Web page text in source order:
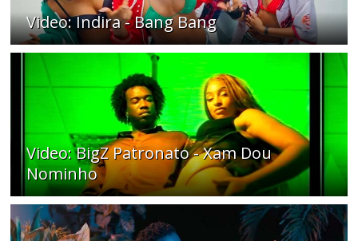
Video: Indira - Bang Bang
Video: BigZ Patronato - Xam Dou
Nominho